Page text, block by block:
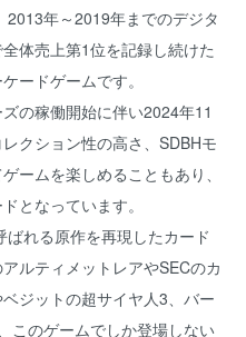
年～2019年までのデジタ
体売上第1位を記録し続けた
ードゲームです。
の稼働開始に伴い2024年11
クション性の高さ、SDBHモ
ームを楽しめることもあり、
となっています。
ばれる原作を再現したカード
ルティメットレアやSECのカ
ジットの超サイヤ人3、バー
このゲームでしか登場しない